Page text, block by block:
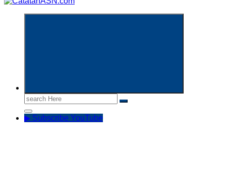
Search
for:
▶ Subscribe YouTube